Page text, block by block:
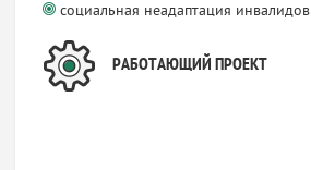
социальная неадаптация инвалидов
РАБОТАЮЩИЙ ПРОЕКТ